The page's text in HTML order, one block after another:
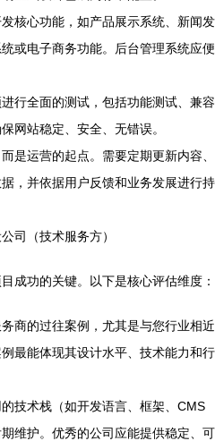
核心功能，如产品展示系统、新闻发
或电子商务功能。后台管理系统应便
行全面的测试，包括功能测试、兼容
网站稳定、安全、无错误。
是运营的起点。需要定期更新内容、
，并依据用户反馈和业务发展进行持
司（技术服务方）
成功的关键。以下是核心评估维度：
商的过往案例，尤其是与您行业相近
最能体现其设计水平、技术能力和行
技术栈（如开发语言、框架、CMS
维护。优秀的公司应能提供稳定、可